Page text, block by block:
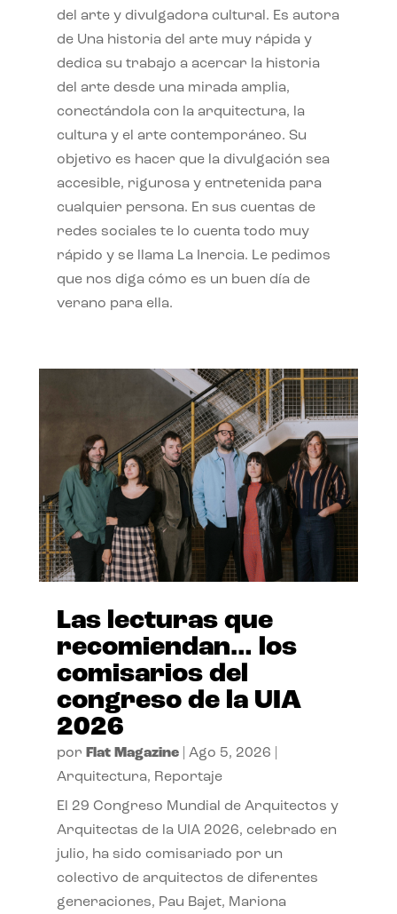
del arte y divulgadora cultural. Es autora
de Una historia del arte muy rápida y
dedica su trabajo a acercar la historia
del arte desde una mirada amplia,
conectándola con la arquitectura, la
cultura y el arte contemporáneo. Su
objetivo es hacer que la divulgación sea
accesible, rigurosa y entretenida para
cualquier persona. En sus cuentas de
redes sociales te lo cuenta todo muy
rápido y se llama La Inercia. Le pedimos
que nos diga cómo es un buen día de
verano para ella.
Las lecturas que
recomiendan… los
comisarios del
congreso de la UIA
2026
por Flat Magazine| Ago 5, 2026
Arquitectura, Reportaje
El 29 Congreso Mundial de Arquitectos y
Arquitectas de la UIA 2026, celebrado en
julio, ha sido comisariado por un
colectivo de arquitectos de diferentes
generaciones, Pau Bajet, Mariona